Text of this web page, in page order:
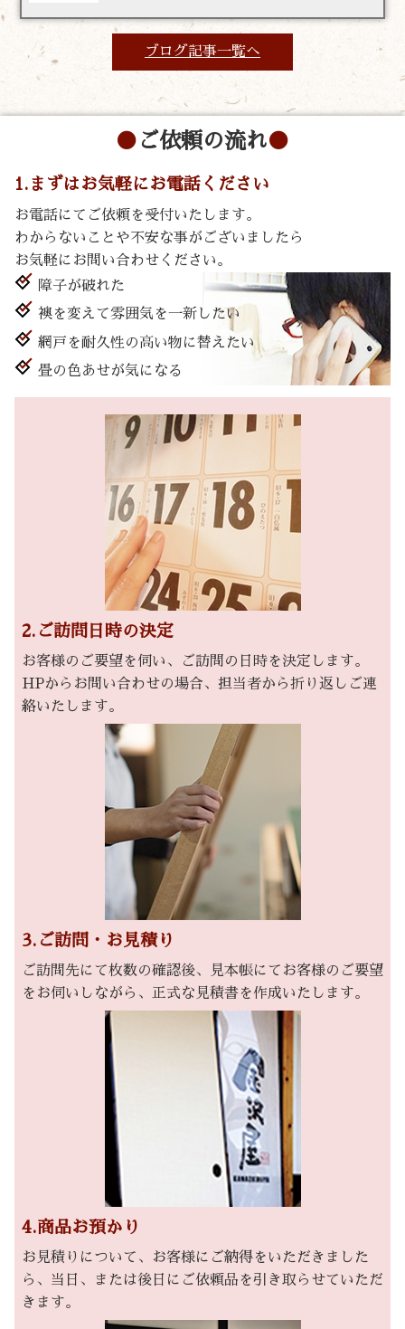
ブログ記事一覧へ
ご依頼の流れ
1.まずはお気軽にお電話ください
お電話にてご依頼を受付いたします。
わからないことや不安な事がございましたら
お気軽にお問い合わせください。
障子が破れた
襖を変えて雰囲気を一新したい
網戸を耐久性の高い物に替えたい
畳の色あせが気になる
2.ご訪問日時の決定
お客様のご要望を伺い、ご訪問の日時を決定します。
HPからお問い合わせの場合、担当者から折り返しご連
絡いたします。
3.ご訪問・お見積り
ご訪問先にて枚数の確認後、見本帳にてお客様のご要望
をお伺いしながら、正式な見積書を作成いたします。
4.商品お預かり
お見積りについて、お客様にご納得をいただきました
ら、当日、または後日にご依頼品を引き取らせていただ
きます。